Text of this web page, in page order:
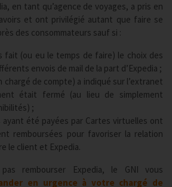
en tant qu’agence de voyages, a pris en
et ont privilégié autant que faire se
des consommateurs sauf si :
fait (ou eu le temps de faire) le choix des
envois de mail de la part d’Expedia ;
chargé de compte) a indiqué sur l’extranet
était fermé (au lieu de simplement
;
ayant été payées par Cartes virtuelles ont
remboursées pour favoriser la relation
le client et Expedia.
rembourser Expedia, le GNI vous
en urgence à votre chargé de